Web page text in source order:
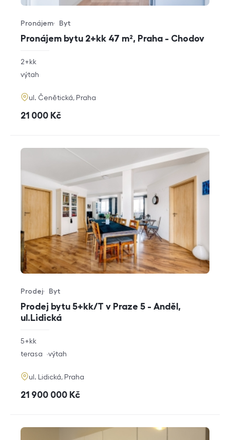
Pronájem bytu 2+kk 47 m², Praha - Chodov
Typ nabídky
Pronájem
Typ nemovitosti
Byt
rozměry
dispozice
2+kk
funkce
výtah
adresa
ul. Čenětická, Praha
cena
21 000 Kč
Prodej bytu 5+kk/T v Praze 5 - Anděl,
ul.Lidická
Typ nabídky
Prodej
Typ nemovitosti
Byt
rozměry
5+kk
funkce
terasa výtah
adresa
ul. Lidická, Praha
cena
21 900 000 Kč